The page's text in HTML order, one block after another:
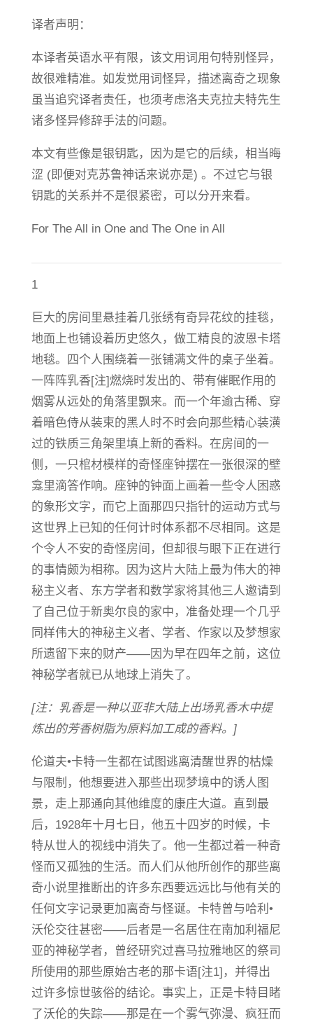
译者声明：
本译者英语水平有限，该文用词用句特别怪异，
故很难精准。如发觉用词怪异，描述离奇之现象
虽当追究译者责任，也须考虑洛夫克拉夫特先生
诸多怪异修辞手法的问题。
本文有些像是银钥匙，因为是它的后续，相当晦
涩 (即便对克苏鲁神话来说亦是) 。不过它与银
钥匙的关系并不是很紧密，可以分开来看。
For The All in One and The One in All
1
巨大的房间里悬挂着几张绣有奇异花纹的挂毯，
地面上也铺设着历史悠久，做工精良的波恩卡塔
地毯。四个人围绕着一张铺满文件的桌子坐着。
一阵阵乳香[注]燃烧时发出的、带有催眠作用的
烟雾从远处的角落里飘来。而一个年逾古稀、穿
着暗色侍从装束的黑人时不时会向那些精心装潢
过的铁质三角架里填上新的香料。在房间的一
侧，一只棺材模样的奇怪座钟摆在一张很深的壁
龛里滴答作响。座钟的钟面上画着一些令人困惑
的象形文字，而它上面那四只指针的运动方式与
这世界上已知的任何计时体系都不尽相同。这是
个令人不安的奇怪房间，但却很与眼下正在进行
的事情颇为相称。因为这片大陆上最为伟大的神
秘主义者、东方学者和数学家将其他三人邀请到
了自己位于新奥尔良的家中，准备处理一个几乎
同样伟大的神秘主义者、学者、作家以及梦想家
所遗留下来的财产——因为早在四年之前，这位
神秘学者就已从地球上消失了。
[注：乳香是一种以亚非大陆上出场乳香木中提
炼出的芳香树脂为原料加工成的香料。]
伦道夫•卡特一生都在试图逃离清醒世界的枯燥
与限制，他想要进入那些出现梦境中的诱人图
景，走上那通向其他维度的康庄大道。直到最
后，1928年十月七日，他五十四岁的时候，卡
特从世人的视线中消失了。他一生都过着一种奇
怪而又孤独的生活。而人们从他所创作的那些离
奇小说里推断出的许多东西要远远比与他有关的
任何文字记录更加离奇与怪诞。卡特曾与哈利•
沃伦交往甚密——后者是一名居住在南加利福尼
亚的神秘学者，曾经研究过喜马拉雅地区的祭司
所使用的那些原始古老的那卡语[注1]，并得出
过许多惊世骇俗的结论。事实上，正是卡特目睹
了沃伦的失踪——那是在一个雾气弥漫、疯狂而